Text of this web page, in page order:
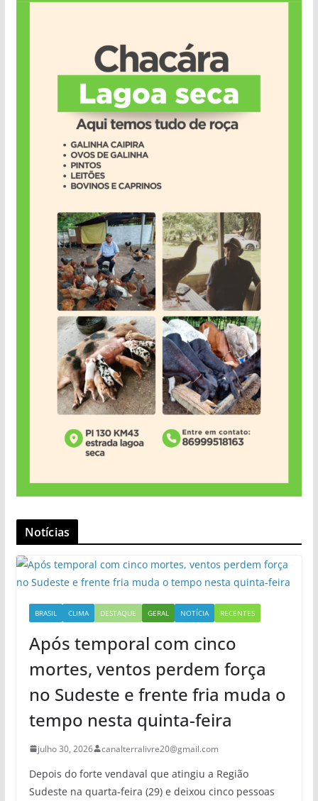
Notícias
BRASIL CLIMA DESTAQUE GERAL NOTÍCIA RECENTES
Após temporal com cinco
mortes, ventos perdem força
no Sudeste e frente fria muda o
tempo nesta quinta-feira
julho 30, 2026 canalterralivre20@gmail.com
Depois do forte vendaval que atingiu a Região
Sudeste na quarta-feira (29) e deixou cinco pessoas